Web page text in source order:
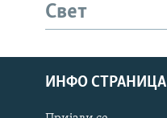
Свет
ИНФО СТРАНИЦА